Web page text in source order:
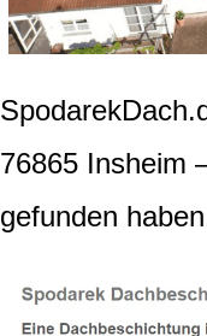
76865 Insheim
gefunden